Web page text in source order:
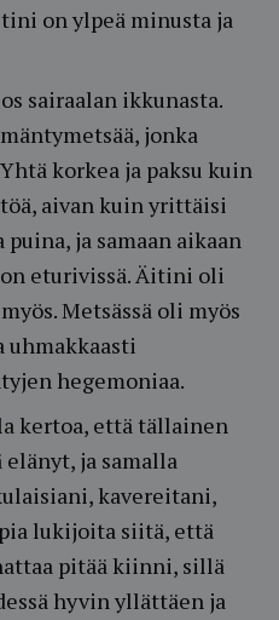
on ylpeä minusta ja
sairaalan ikkunasta.
jonka
korkea ja paksu kuin
aivan kuin yrittäisi
ja samaan aikaan
eturivissä. Äitini oli
Metsässä oli myös
uhmakkaasti
hegemoniaa.
kertoa, että tällainen
ja samalla
kavereitani,
lukijoita siitä, että
pitää kiinni, sillä
hyvin yllättäen ja